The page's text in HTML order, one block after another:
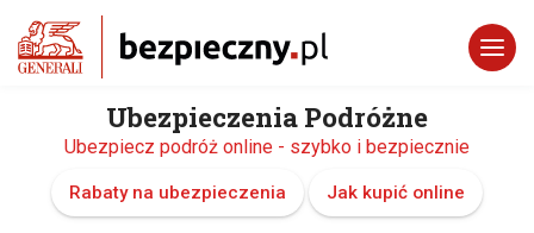
Ubezpieczenia Podróżne
Ubezpiecz podróż online - szybko i bezpiecznie
Rabaty na ubezpieczenia Jak kupić online